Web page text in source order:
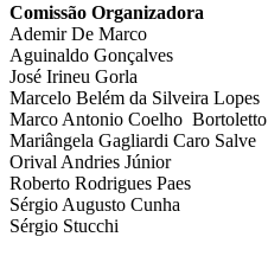
Comissão Organizadora
Ademir De Marco
Aguinaldo Gonçalves
José Irineu Gorla
Marcelo Belém da Silveira Lopes
Marco Antonio Coelho Bortoletto
Mariângela Gagliardi Caro Salve
Orival Andries Júnior
Roberto Rodrigues Paes
Sérgio Augusto Cunha
Sérgio Stucchi